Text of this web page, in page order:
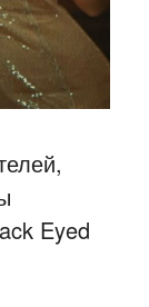
Eyed